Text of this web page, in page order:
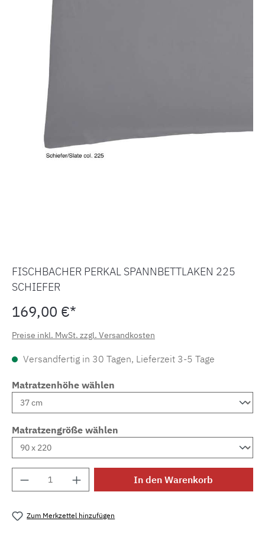
FISCHBACHER PERKAL SPANNBETTLAKEN 225
SCHIEFER
169,00 €*
Preise inkl. MwSt. zzgl. Versandkosten
Versandfertig in 30 Tagen, Lieferzeit 3-5 Tage
Matratzenhöhe wählen
Matratzengröße wählen
Produkt Anzahl: Gib den gewünschten
In den Warenkorb
Zum Merkzettel hinzufügen